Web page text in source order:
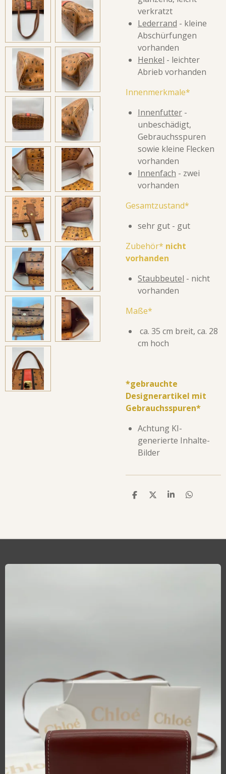
verkratzt
Lederrand - kleine
Abschürfungen
vorhanden
Henkel - leichter
Abrieb vorhanden
Innenmerkmale*
Innenfutter -
unbeschädigt,
Gebrauchsspuren
sowie kleine Flecken
vorhanden
Innenfach - zwei
vorhanden
Gesamtzustand*
sehr gut - gut
Zubehör* nicht
vorhanden
Staubbeutel - nicht
vorhanden
Maße*
ca. 35 cm breit, ca. 28
cm hoch
*gebrauchte
Designerartikel mit
Gebrauchsspuren*
Achtung KI-
generierte Inhalte-
Bilder
T
N
T
N
T
N
T
N